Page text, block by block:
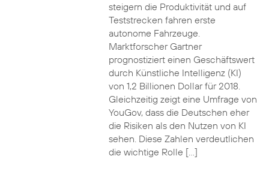
steigern die Produktivität und auf
Teststrecken fahren erste
autonome Fahrzeuge.
Marktforscher Gartner
prognostiziert einen Geschäftswert
durch Künstliche Intelligenz (KI)
von 1,2 Billionen Dollar für 2018.
Gleichzeitig zeigt eine Umfrage von
YouGov, dass die Deutschen eher
die Risiken als den Nutzen von KI
sehen. Diese Zahlen verdeutlichen
die wichtige Rolle […]